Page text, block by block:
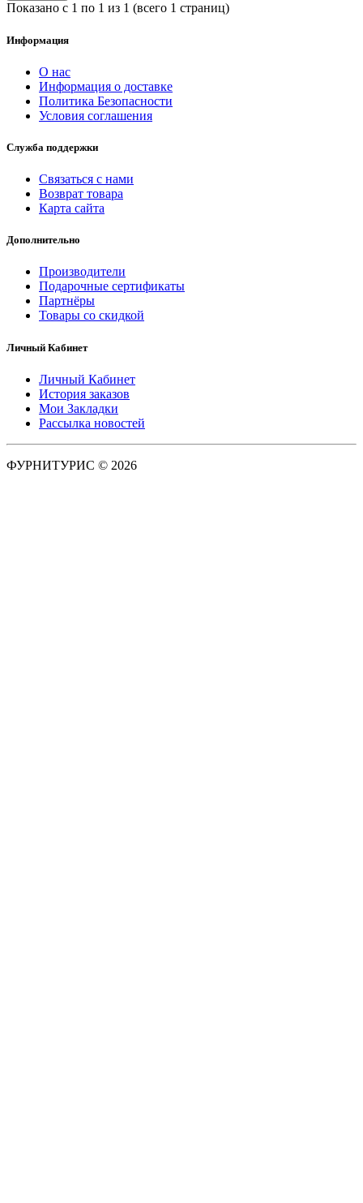
Показано с 1 по 1 из 1 (всего 1 страниц)
Информация
О нас
Информация о доставке
Политика Безопасности
Условия соглашения
Служба поддержки
Связаться с нами
Возврат товара
Карта сайта
Дополнительно
Производители
Подарочные сертификаты
Партнёры
Товары со скидкой
Личный Кабинет
Личный Кабинет
История заказов
Мои Закладки
Рассылка новостей
ФУРНИТУРИС © 2026